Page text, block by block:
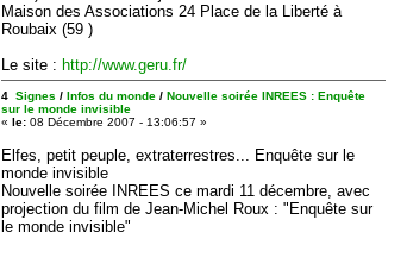
Maison des Associations 24 Place de la Liberté à
Roubaix (59 )
Le site : http://www.geru.fr/
4 Signes / Infos du monde / Nouvelle soirée INREES : Enquête
sur le monde invisible
« le: 08 Décembre 2007 - 13:06:57 »
Elfes, petit peuple, extraterrestres... Enquête sur le
monde invisible
Nouvelle soirée INREES ce mardi 11 décembre, avec
projection du film de Jean-Michel Roux : "Enquête sur
le monde invisible"